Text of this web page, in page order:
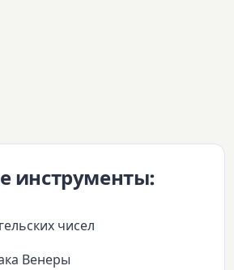
инструменты:
чисел
Венеры